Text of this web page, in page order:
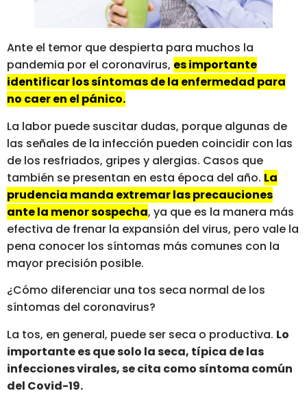
Ante el temor que despierta para muchos la
pandemia por el coronavirus, es importante
identificar los síntomas de la enfermedad para
no caer en el pánico.
La labor puede suscitar dudas, porque algunas de
las señales de la infección pueden coincidir con las
de los resfriados, gripes y alergias. Casos que
también se presentan en esta época del año. La
prudencia manda extremar las precauciones
ante la menor sospecha, ya que es la manera más
efectiva de frenar la expansión del virus, pero vale la
pena conocer los síntomas más comunes con la
mayor precisión posible.
¿Cómo diferenciar una tos seca normal de los
síntomas del coronavirus?
La tos, en general, puede ser seca o productiva. Lo
importante es que solo la seca, típica de las
infecciones virales, se cita como síntoma común
del Covid-19.